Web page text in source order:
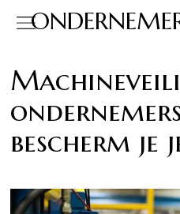
bescherm je